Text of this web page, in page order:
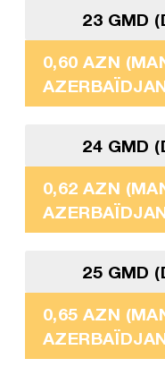
23 GMD
0,60 AZN
24 GMD
0,62 AZN
25 GMD
0,65 AZN